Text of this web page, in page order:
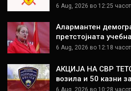
6 Aug, 2026 во 12:25 часот.
Алармантен
претстојната
6 Aug, 2026 во 12:18
АКЦИЈА НА СВР
возила и 50 казни
6 Aug, 2026 во 10:28 часот.